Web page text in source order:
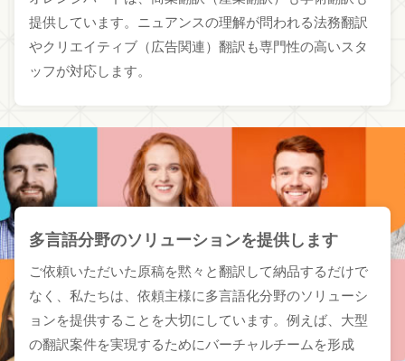
提供しています。ニュアンスの理解が問われる法務翻訳
やクリエイティブ（広告関連）翻訳も専門性の高いスタ
ッフが対応します。
多言語分野のソリューションを提供します
ご依頼いただいた原稿を黙々と翻訳して納品するだけで
なく、私たちは、依頼主様に多言語化分野のソリューシ
ョンを提供することを大切にしています。例えば、大型
の翻訳案件を実現するためにバーチャルチームを形成